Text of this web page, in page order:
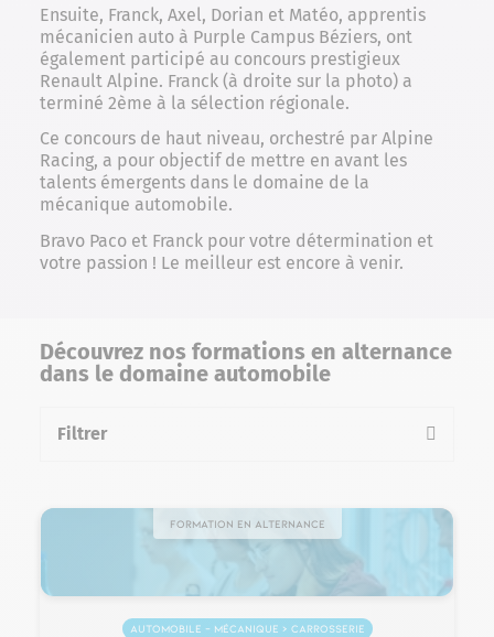
Ensuite, Franck, Axel, Dorian et Matéo, apprentis
mécanicien auto à Purple Campus Béziers, ont
également participé au concours prestigieux
Renault Alpine. Franck (à droite sur la photo) a
terminé 2ème à la sélection régionale.
Ce concours de haut niveau, orchestré par Alpine
Racing, a pour objectif de mettre en avant les
talents émergents dans le domaine de la
mécanique automobile.
Bravo Paco et Franck pour votre détermination et
votre passion ! Le meilleur est encore à venir.
Découvrez nos formations en alternance
dans le domaine automobile
Filtrer
Formation en alternance
Automobile – Mécanique > Carrosserie